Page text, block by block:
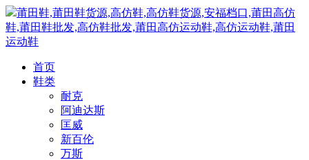
莆田鞋,莆田鞋货源,高仿鞋,高仿鞋货源,安福档口,莆田高仿
鞋,莆田鞋批发,高仿鞋批发,莆田高仿运动鞋,高仿运动鞋,莆田
运动鞋
首页
鞋类
耐克
阿迪达斯
匡威
新百伦
万斯